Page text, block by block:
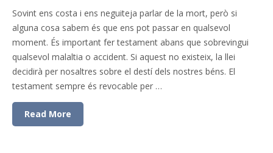
Sovint ens costa i ens neguiteja parlar de la mort, però si
alguna cosa sabem és que ens pot passar en qualsevol
moment. És important fer testament abans que sobrevingui
qualsevol malaltia o accident. Si aquest no existeix, la llei
decidirà per nosaltres sobre el destí dels nostres béns. El
testament sempre és revocable per …
Read More